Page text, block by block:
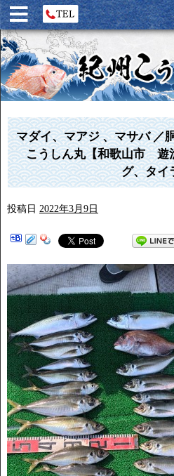
マダイ、マアジ 、マサバ ／
こうしん丸【和歌山市
グ、タイ
投稿日 2022年3月9日